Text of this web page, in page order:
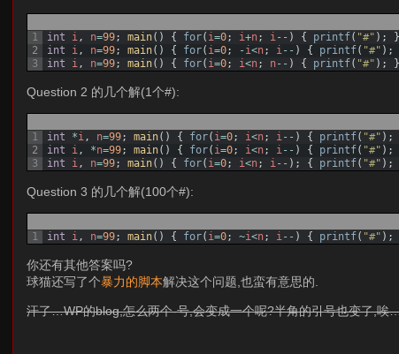
1
2
3
int i, n=99; main( ) { for( i=0; i+n; i-- ) { printf( "#" ) ; }
int
i, n=99; main( ) { for( i=0; -i<n; i-- ) { printf( "#" ) ;
int
i, n=99; main( ) { for( i=0; i<n; n-- ) { printf( "#" ) ; }
Question 2 的几个解(1个#):
1
2
3
int *i, n=99; main( ) { for( i=0; i<n; i-- ) { printf( "#" ) ;
int
i, *n=99; main( ) { for( i=0; i<n; i-- ) { printf( "#" ) ;
int
i, n=99; main( ) { for( i=0; i<n; i-- ) ; { printf( "#" ) ;
Question 3 的几个解(100个#):
1
int i, n=99; main( ) { for( i=0; ~i<n; i-- ) { printf( "#" ) ;
你还有其他答案吗?
球猫还写了个暴力的脚本解决这个问题,也蛮有意思的.
汗了…WP的blog,怎么两个-号,会变成一个呢?半角的引号也变了,唉